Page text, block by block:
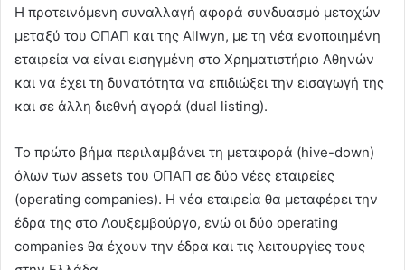
Η προτεινόμενη συναλλαγή αφορά συνδυασμό μετοχών
μεταξύ του ΟΠΑΠ και της Allwyn, με τη νέα ενοποιημένη
εταιρεία να είναι εισηγμένη στο Χρηματιστήριο Αθηνών
και να έχει τη δυνατότητα να επιδιώξει την εισαγωγή της
και σε άλλη διεθνή αγορά (dual listing).
Το πρώτο βήμα περιλαμβάνει τη μεταφορά (hive-down)
όλων των assets του ΟΠΑΠ σε δύο νέες εταιρείες
(operating companies). Η νέα εταιρεία θα μεταφέρει την
έδρα της στο Λουξεμβούργο, ενώ οι δύο operating
companies θα έχουν την έδρα και τις λειτουργίες τους